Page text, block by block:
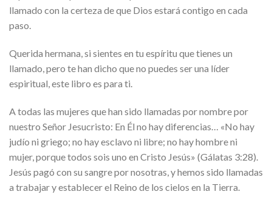
llamado con la certeza de que Dios estará contigo en cada
paso.
Querida hermana, si sientes en tu espíritu que tienes un
llamado, pero te han dicho que no puedes ser una líder
espiritual, este libro es para ti.
A todas las mujeres que han sido llamadas por nombre por
nuestro Señor Jesucristo: En Él no hay diferencias… «No hay
judío ni griego; no hay esclavo ni libre; no hay hombre ni
mujer, porque todos sois uno en Cristo Jesús» (Gálatas 3:28).
Jesús pagó con su sangre por nosotras, y hemos sido llamadas
a trabajar y establecer el Reino de los cielos en la Tierra.